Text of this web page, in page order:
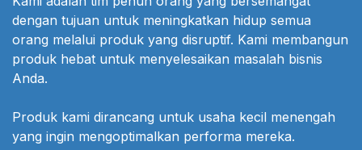
dengan tujuan untuk meningkatkan hidup semua
orang melalui produk yang disruptif. Kami membangun
produk hebat untuk menyelesaikan masalah bisnis
Anda.
Produk kami dirancang untuk usaha kecil menengah
yang ingin mengoptimalkan performa mereka.